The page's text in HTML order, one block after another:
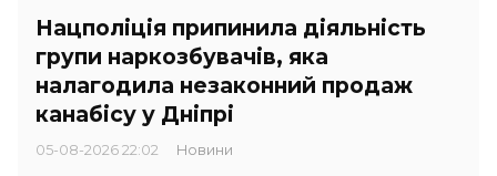
Нацполіція припинила діяльність
групи наркозбувачів, яка
налагодила незаконний продаж
канабісу у Дніпрі
05-08-2026 22:02 Новини